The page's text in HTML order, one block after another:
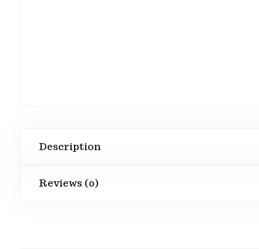
Description
Reviews (0)